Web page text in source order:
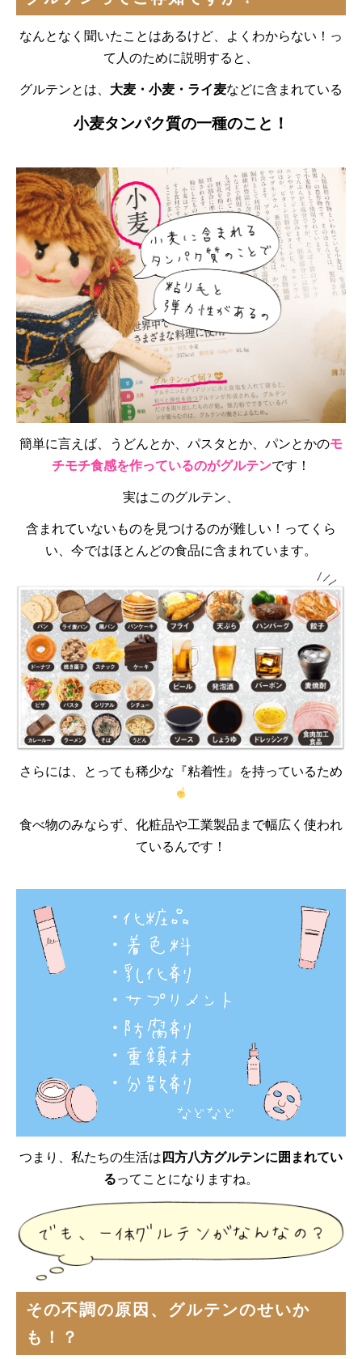
なんとなく聞いたことはあるけど、よくわからない！っ
て人のために説明すると、
グルテンとは、 大麦・小麦・ライ麦などに含まれている
小麦タンパク質の一種のこと！
簡単に言えば、うどんとか、パスタとか、パンとかのモ
チモチ食感を作っているのがグルテンです！
実はこのグルテン、
含まれていないものを見つけるのが難しい！ってくら
い、今ではほとんどの食品に含まれています。
さらには、とっても稀少な『粘着性』を持っているため
食べ物のみならず、化粧品や工業製品まで幅広く使われ
ているんです！
つまり、私たちの生活は四方八方グルテンに囲まれてい
るってことになりますね。
その不調の原因、グルテンのせいか
も！？